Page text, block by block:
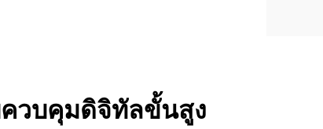
วบคุมดิจิทัลขั้นสูง